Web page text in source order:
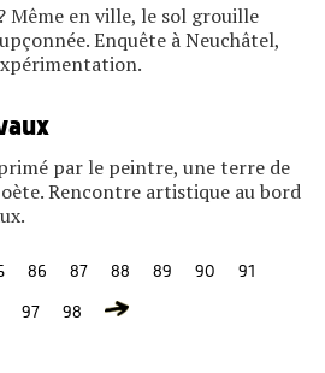
Même en ville, le sol grouille
Enquête à Neuchâtel,
par le peintre, une terre de
Rencontre artistique au bord
86 87 88 89 90 91
97 98